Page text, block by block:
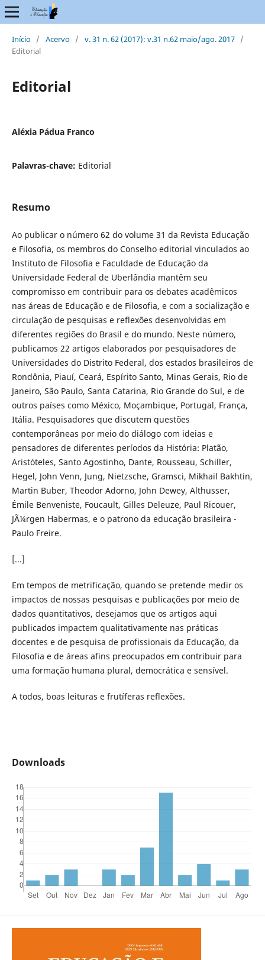
Início / Acervo / v. 31 n. 62 (2017): v.31 n.62 maio/ago. 2017 /
Editorial
Editorial
Aléxia Pádua Franco
Palavras-chave: Editorial
Resumo
Ao publicar o número 62 do volume 31 da Revista Educação
e Filosofia, os membros do Conselho editorial vinculados ao
Instituto de Filosofia e Faculdade de Educação da
Universidade Federal de Uberlândia mantêm seu
compromisso em contribuir para os debates acadêmicos
nas áreas de Educação e de Filosofia, e com a socialização e
circulação de pesquisas e reflexões desenvolvidas em
diferentes regiões do Brasil e do mundo. Neste número,
publicamos 22 artigos elaborados por pesquisadores de
Universidades do Distrito Federal, dos estados brasileiros de
Rondônia, Piauí, Ceará, Espírito Santo, Minas Gerais, Rio de
Janeiro, São Paulo, Santa Catarina, Rio Grande do Sul, e de
outros países como México, Moçambique, Portugal, França,
Itália. Pesquisadores que discutem questões
contemporâneas por meio do diálogo com ideias e
pensadores de diferentes períodos da História: Platão,
Aristóteles, Santo Agostinho, Dante, Rousseau, Schiller,
Hegel, John Venn, Jung, Nietzsche, Gramsci, Mikhail Bakhtin,
Martin Buber, Theodor Adorno, John Dewey, Althusser,
Émile Benveniste, Foucault, Gilles Deleuze, Paul Ricouer,
JÃ¼rgen Habermas, e o patrono da educação brasileira -
Paulo Freire.
[...]
Em tempos de metrificação, quando se pretende medir os
impactos de nossas pesquisas e publicações por meio de
dados quantitativos, desejamos que os artigos aqui
publicados impactem qualitativamente nas práticas
docentes e de pesquisa de profissionais da Educação, da
Filosofia e de áreas afins preocupados em contribuir para
uma formação humana plural, democrática e sensível.
A todos, boas leituras e frutíferas reflexões.
Downloads